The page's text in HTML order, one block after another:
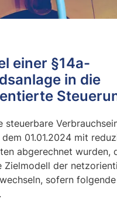
einer §14a-
in die
steuerbare
01.01.2024 mit
abgerechnet wurden,
Zielmodell der
sofern